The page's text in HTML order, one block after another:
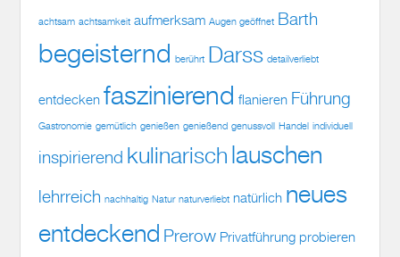
begeisternd berührt Darss detailverliebt
entdecken faszinierend flanieren Führung
gemütlich genießen genießend Handel
inspirierendkulinarischlauschen
lehrreich nachhaltig Natur naturverliebt natürlich neues
entdeckendPrerow Privatführung probieren
Roloff sehen spannend Stadtführung staunend